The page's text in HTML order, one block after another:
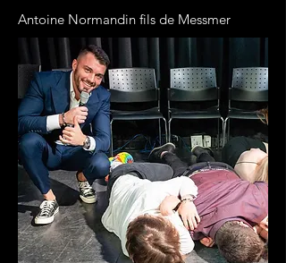
Antoine Normandin fils de Messmer